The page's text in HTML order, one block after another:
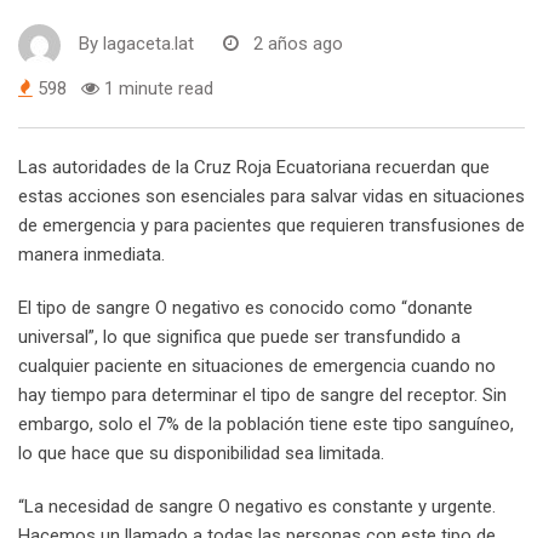
By lagaceta.lat 2 años ago
598 1 minute read
Las autoridades de la Cruz Roja Ecuatoriana recuerdan que
estas acciones son esenciales para salvar vidas en situaciones
de emergencia y para pacientes que requieren transfusiones de
manera inmediata.
El tipo de sangre O negativo es conocido como “donante
universal”, lo que significa que puede ser transfundido a
cualquier paciente en situaciones de emergencia cuando no
hay tiempo para determinar el tipo de sangre del receptor. Sin
embargo, solo el 7% de la población tiene este tipo sanguíneo,
lo que hace que su disponibilidad sea limitada.
“La necesidad de sangre O negativo es constante y urgente.